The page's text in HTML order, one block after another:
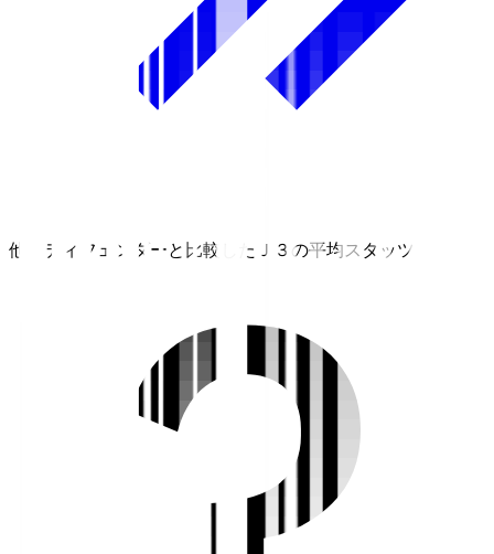
他のディフェンダーと比較したＪ３の平均スタッツ